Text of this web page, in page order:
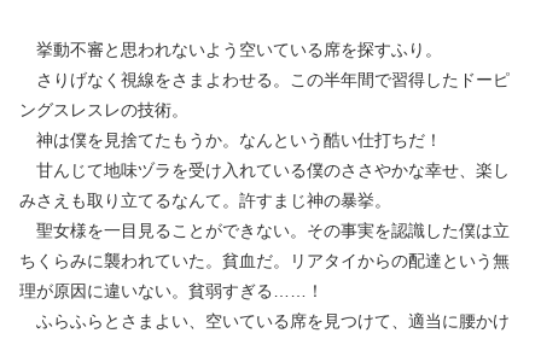
挙動不審と思われないよう空いている席を探すふり。
さりげなく視線をさまよわせる。この半年間で習得したドーピ
ングスレスレの技術。
神は僕を見捨てたもうか。なんという酷い仕打ちだ！
甘んじて地味ヅラを受け入れている僕のささやかな幸せ、楽し
みさえも取り立てるなんて。許すまじ神の暴挙。
聖女様を一目見ることができない。その事実を認識した僕は立
ちくらみに襲われていた。貧血だ。リアタイからの配達という無
理が原因に違いない。貧弱すぎる……！
ふらふらとさまよい、空いている席を見つけて、適当に腰かけ